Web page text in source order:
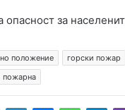
опасност за
положение горски пожар
пожарна